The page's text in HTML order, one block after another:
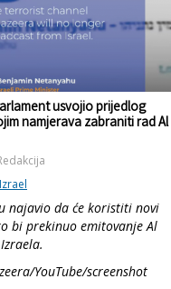
usvojio prijedlog
namjerava zabraniti rad Al
Izrael
najavio da će koristiti novi
bi prekinuo emitovanje Al
YouTube/screenshot